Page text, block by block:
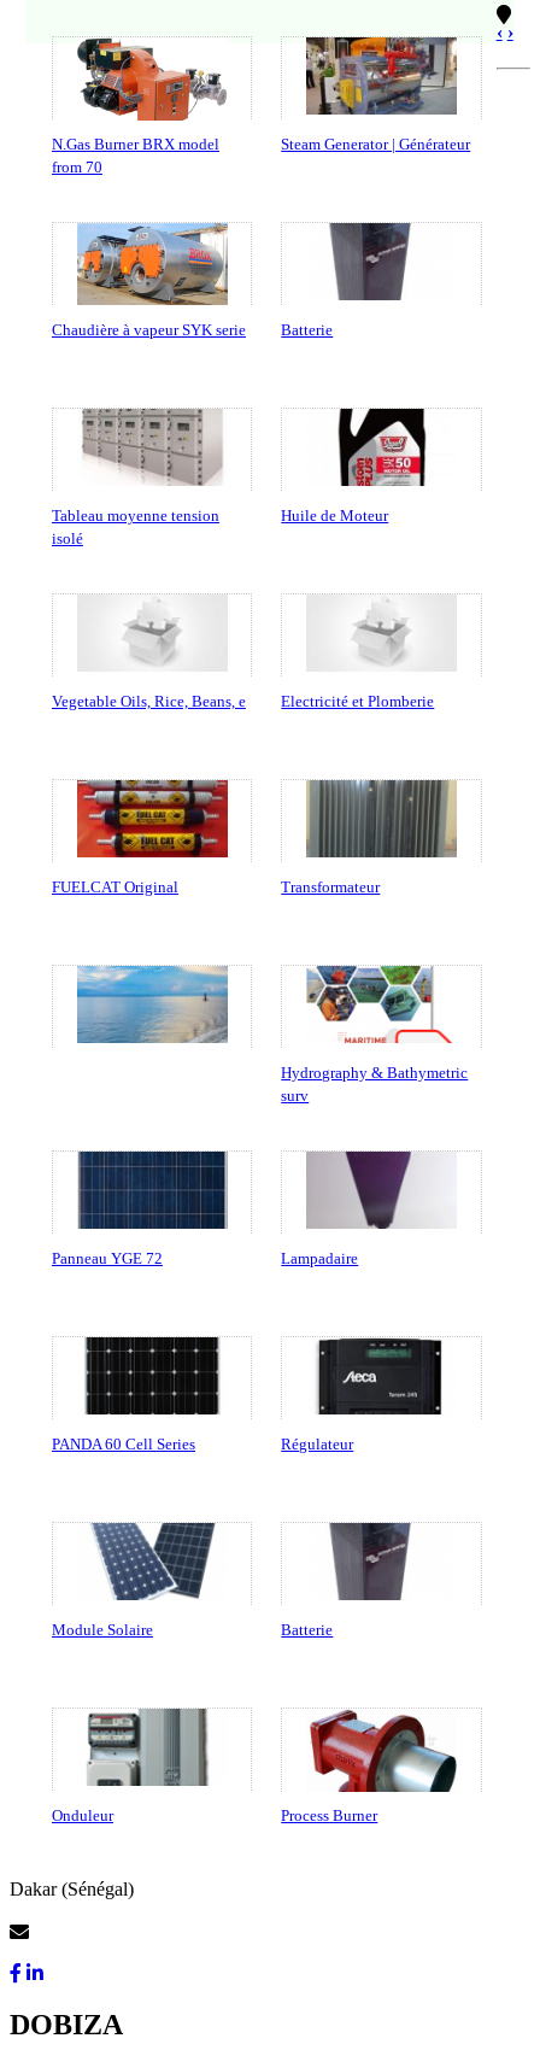
N.Gas Burner BRX model
from 70
Steam Generator | Générateur
Chaudière à vapeur SYK serie Batterie
Tableau moyenne tension
isolé
Huile de Moteur
Vegetable Oils, Rice, Beans, e Electricité et Plomberie
FUELCAT Original Transformateur
Hydrography & Bathymetric
surv
Panneau YGE 72 Lampadaire
PANDA 60 Cell Series Régulateur
Module Solaire Batterie
Onduleur Process Burner
‹ ›
Dakar (Sénégal)
DOBIZA